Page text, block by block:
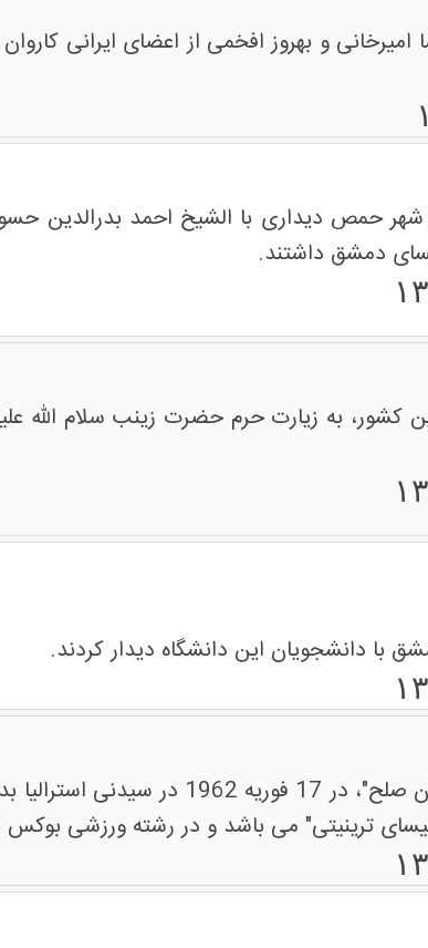
و بهروز افخمی از اعضای ایرانی
حمص دیداری با الشیخ احمد بدرالدین
دمشق داشتند.
به زیارت حرم حضرت زینب سلام الله
با دانشجویان این دانشگاه دیدار کردند.
پدر دیوید اسمیت" از چهره های سرشناس کاروان بین المللی
ترینیتی" می باشد و در رشته ورزشی